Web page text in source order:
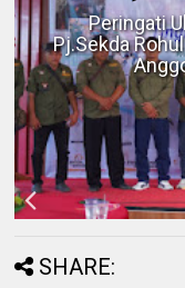
Polres Inhil
BKSDA
SHARE: